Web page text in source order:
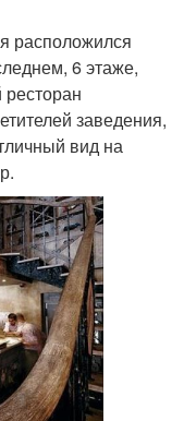
расположился
6 этаже,
заведения,
вид на